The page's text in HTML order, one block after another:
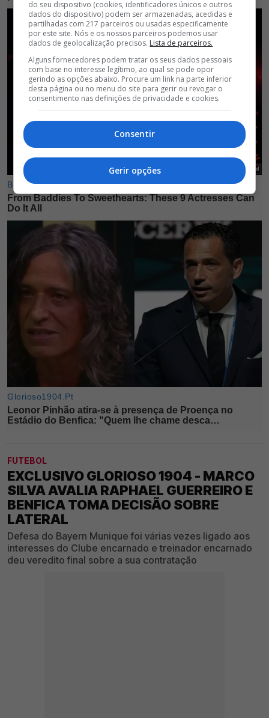
FUTEBOL
EXCLUSIVO GLORIOSO 1904 - MARCO
SILVA AVALIA RAPHAEL GUERREIRO E
BENFICA TOMA DECISÃO SOBRE
LATERAL
Defesa do Bayern Munique foi várias vezes ligado aos
interesses do Clube encarnado e treinador encarnado
deu veredito final sobre a sua contratação
do seu dispositivo (cookies, identificadores únicos e outros
dados do dispositivo) podem ser armazenadas, acedidas e
partilhadas com 217 parceiros ou usadas especificamente
por este site. Nós e os nossos parceiros podemos usar
dados de geolocalização precisos. Lista de parceiros.
Alguns fornecedores podem tratar os seus dados pessoais
com base no interesse legítimo, ao qual se pode opor
gerindo as opções abaixo. Procure um link na parte inferior
desta página ou no menu do site para gerir ou revogar o
consentimento nas definições de privacidade e cookies.
Consentir
Gerir opções